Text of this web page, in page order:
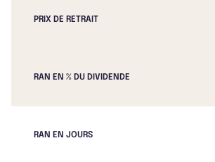
PRIX DE RETRAIT
RAN EN % DU DIVIDENDE
RAN EN JOURS